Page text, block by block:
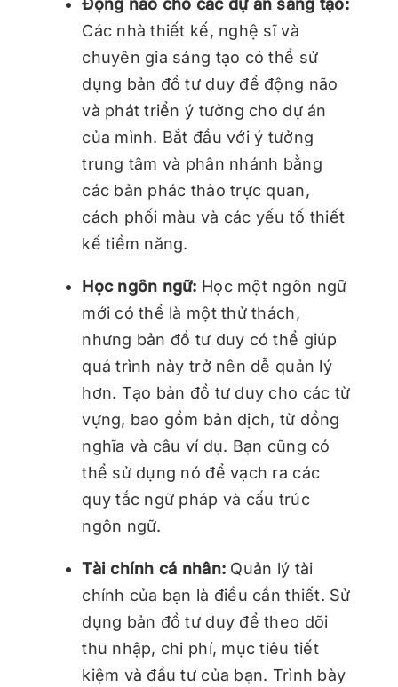
Các nhà thiết kế, nghệ sĩ và
chuyên gia sáng tạo có thể sử
dụng bản đồ tư duy để động não
và phát triển ý tưởng cho dự án
của mình. Bắt đầu với ý tưởng
trung tâm và phân nhánh bằng
các bản phác thảo trực quan,
cách phối màu và các yếu tố thiết
kế tiềm năng.
Học ngôn ngữ: Học một ngôn ngữ
mới có thể là một thử thách,
nhưng bản đồ tư duy có thể giúp
quá trình này trở nên dễ quản lý
hơn. Tạo bản đồ tư duy cho các từ
vựng, bao gồm bản dịch, từ đồng
nghĩa và câu ví dụ. Bạn cũng có
thể sử dụng nó để vạch ra các
quy tắc ngữ pháp và cấu trúc
ngôn ngữ.
Tài chính cá nhân: Quản lý tài
chính của bạn là điều cần thiết. Sử
dụng bản đồ tư duy để theo dõi
thu nhập, chi phí, mục tiêu tiết
kiệm và đầu tư của bạn. Trình bày